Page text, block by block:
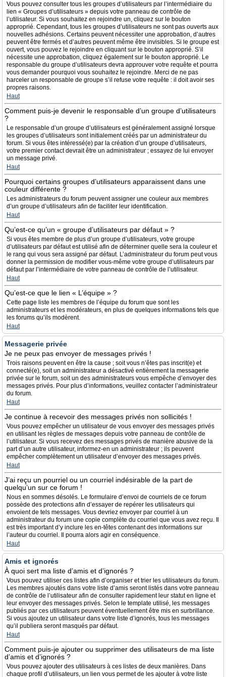
Vous pouvez consulter tous les groupes d’utilisateurs par l’intermédiaire du
lien « Groupes d’utilisateurs » depuis votre panneau de contrôle de
l’utilisateur. Si vous souhaitez en rejoindre un, cliquez sur le bouton
approprié. Cependant, tous les groupes d’utilisateurs ne sont pas ouverts aux
nouvelles adhésions. Certains peuvent nécessiter une approbation, d’autres
peuvent être fermés et d’autres peuvent même être invisibles. Si le groupe est
ouvert, vous pouvez le rejoindre en cliquant sur le bouton approprié. S’il
nécessite une approbation, cliquez également sur le bouton approprié. Le
responsable du groupe d’utilisateurs devra approuver votre requête et pourra
vous demander pourquoi vous souhaitez le rejoindre. Merci de ne pas
harceler un responsable de groupe s’il refuse votre requête : il doit avoir ses
propres raisons.
Haut
Comment puis-je devenir le responsable d’un groupe d’utilisateurs
?
Le responsable d’un groupe d’utilisateurs est généralement assigné lorsque
les groupes d’utilisateurs sont initialement créés par un administrateur du
forum. Si vous êtes intéressé(e) par la création d’un groupe d’utilisateurs,
votre premier contact devrait être un administrateur ; essayez de lui envoyer
un message privé.
Haut
Pourquoi certains groupes d’utilisateurs apparaissent dans une
couleur différente ?
Les administrateurs du forum peuvent assigner une couleur aux membres
d’un groupe d’utilisateurs afin de faciliter leur identification.
Haut
Qu’est-ce qu’un « groupe d’utilisateurs par défaut » ?
Si vous êtes membre de plus d’un groupe d’utilisateurs, votre groupe
d’utilisateurs par défaut est utilisé afin de déterminer quelle sera la couleur et
le rang qui vous sera assigné par défaut. L’administrateur du forum peut vous
donner la permission de modifier vous-même votre groupe d’utilisateurs par
défaut par l’intermédiaire de votre panneau de contrôle de l’utilisateur.
Haut
Qu’est-ce que le lien « L’équipe » ?
Cette page liste les membres de l’équipe du forum que sont les
administrateurs et les modérateurs, en plus de quelques informations tels que
les forums qu’ils modèrent.
Haut
Messagerie privée
Je ne peux pas envoyer de messages privés !
Trois raisons peuvent en être la cause ; soit vous n’êtes pas inscrit(e) et
connecté(e), soit un administrateur a désactivé entièrement la messagerie
privée sur le forum, soit un des administrateurs vous empêche d’envoyer des
messages privés. Pour plus d’informations, veuillez contacter l’administrateur
du forum.
Haut
Je continue à recevoir des messages privés non sollicités !
Vous pouvez empêcher un utilisateur de vous envoyer des messages privés
en utilisant les règles de messages depuis votre panneau de contrôle de
l’utilisateur. Si vous recevez des messages privés de manière abusive de la
part d’un autre utilisateur, informez-en un administrateur ; ils peuvent
empêcher complètement un utilisateur d’envoyer des messages privés.
Haut
J’ai reçu un pourriel ou un courriel indésirable de la part de
quelqu’un sur ce forum !
Nous en sommes désolés. Le formulaire d’envoi de courriels de ce forum
possède des protections afin d’essayer de repérer les utilisateurs qui
envoient de tels messages. Vous devriez envoyer par courriel à un
administrateur du forum une copie complète du courriel que vous avez reçu. Il
est très important d’y inclure les en-têtes contenant des informations sur
l’auteur du courriel. Il pourra alors agir en conséquence.
Haut
Amis et ignorés
À quoi sert ma liste d’amis et d’ignorés ?
Vous pouvez utiliser ces listes afin d’organiser et trier les utilisateurs du forum.
Les membres ajoutés dans votre liste d’amis seront listés dans votre panneau
de contrôle de l’utilisateur afin de consulter rapidement leur statut en ligne et
leur envoyer des messages privés. Selon le template utilisé, les messages
publiés par ces utilisateurs peuvent éventuellement être mis en surbrillance.
Si vous ajoutez un utilisateur dans votre liste d’ignorés, tous les messages
qu’il publiera seront masqués par défaut.
Haut
Comment puis-je ajouter ou supprimer des utilisateurs de ma liste
d’amis et d’ignorés ?
Vous pouvez ajouter des utilisateurs à ces listes de deux manières. Dans
chaque profil d’utilisateurs, un lien vous permet de les ajouter à votre liste